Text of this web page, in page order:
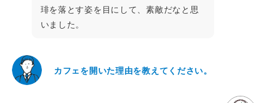
琲を落とす姿を目にして、素敵だなと思
いました。
カフェを開いた理由を教えてください。